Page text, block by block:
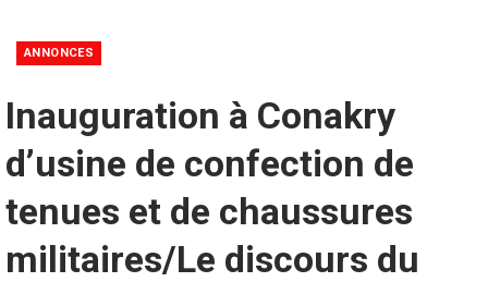
ANNONCES
Inauguration à Conakry
d’usine de confection de
tenues et de chaussures
militaires/Le discours du